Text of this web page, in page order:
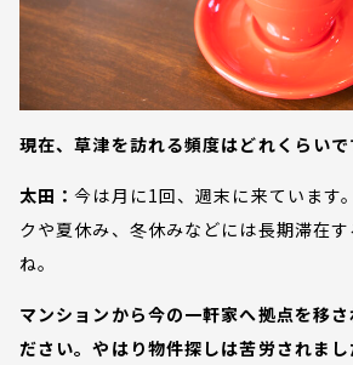
現在、草津を訪れる頻度はどれくらいで
太田：今は月に1回、週末に来ています
クや夏休み、冬休みなどには長期滞在
ね。
マンションから今の一軒家へ拠点を移さ
ださい。やはり物件探しは苦労されまし